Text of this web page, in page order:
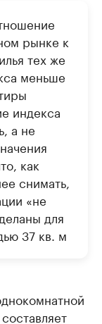
рынке к
тех же
меньше
индекса
а не
как
снимать,
«не
для
37 кв. м